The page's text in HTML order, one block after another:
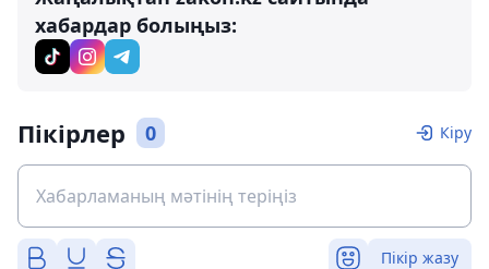
хабардар болыңыз:
Пікірлер 0 Кіру
Пікір жазу